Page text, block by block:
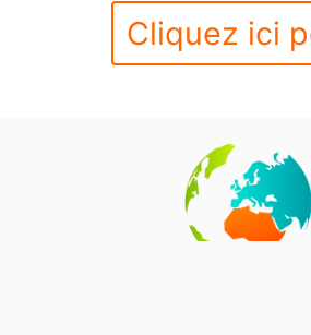
Cliquez ici